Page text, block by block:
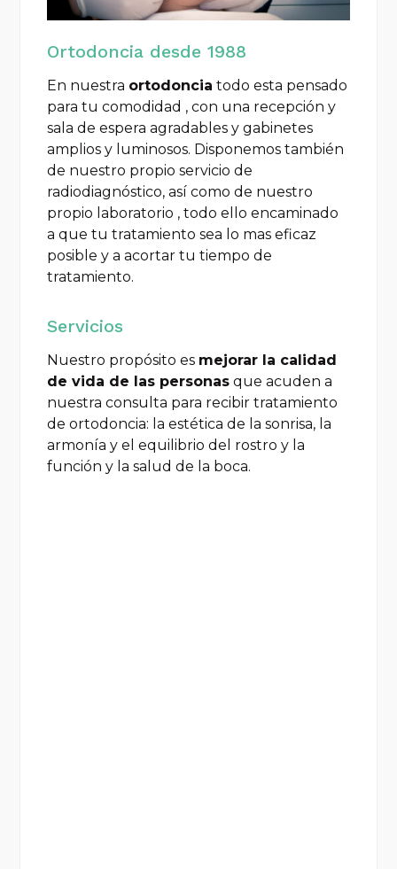
Ortodoncia desde 1988
En nuestra ortodoncia todo esta pensado
para tu comodidad , con una recepción y
sala de espera agradables y gabinetes
amplios y luminosos. Disponemos también
de nuestro propio servicio de
radiodiagnóstico, así como de nuestro
propio laboratorio , todo ello encaminado
a que tu tratamiento sea lo mas eficaz
posible y a acortar tu tiempo de
tratamiento.
Servicios
Nuestro propósito es mejorar la calidad
de vida de las personas que acuden a
nuestra consulta para recibir tratamiento
de ortodoncia: la estética de la sonrisa, la
armonía y el equilibrio del rostro y la
función y la salud de la boca.